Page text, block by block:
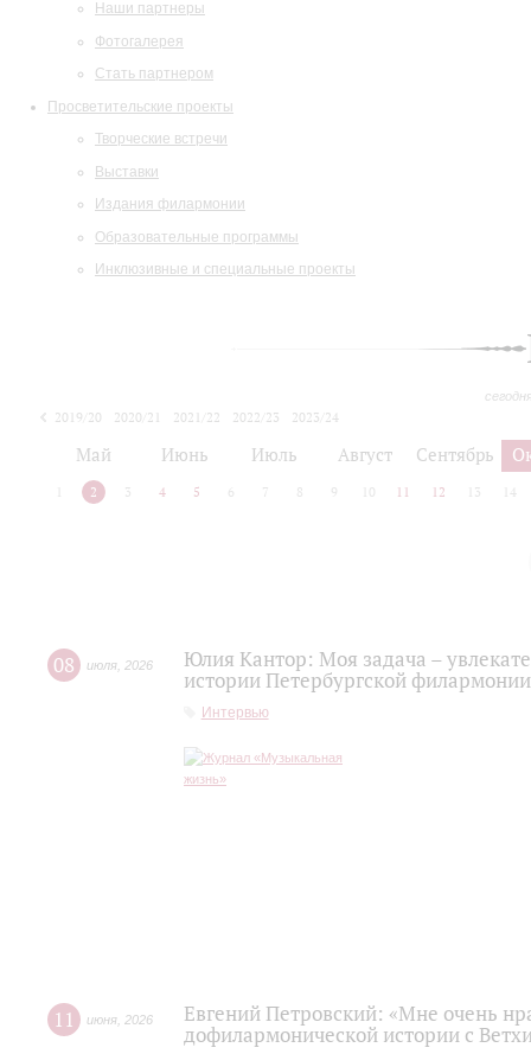
Наши партнеры
Фотогалерея
Стать партнером
Просветительские проекты
Творческие встречи
Выставки
Издания филармонии
Образовательные программы
Инклюзивные и специальные проекты
2019/20 2020/21 2021/22 2022/23
2023/24
Май Июнь Июль Август Сентябрь
2 3 4 5 6 7 8 9 10 11 12 13 14
08 июля 2026
Юлия Кантор: Моя задача –
истории Петербургской
Интервью
11 июня 2026
Евгений Петровский: «Мне очень
дофилармонической истории с